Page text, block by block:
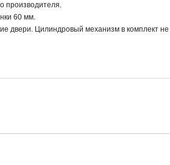
производителя.
60 мм.
двери. Цилиндровый механизм в комплект не